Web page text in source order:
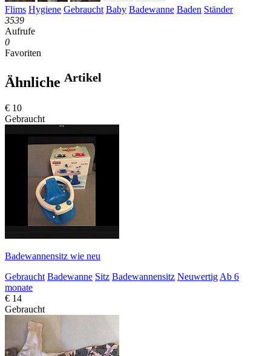
Flims Hygiene Gebraucht Baby Badewanne Baden Ständer
3539
Aufrufe
0
Favoriten
Ähnliche Artikel
€ 10
Gebraucht
Badewannensitz wie neu
Gebraucht Badewanne Sitz Badewannensitz Neuwertig Ab 6
monate
€ 14
Gebraucht